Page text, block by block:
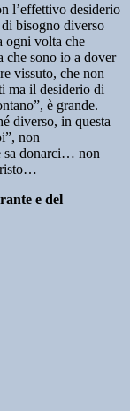
l’effettivo desiderio
bisogno diverso
ogni volta che
che sono io a dover
vissuto, che non
ma il desiderio di
è grande.
diverso, in questa
non
sa donarci… non
e del